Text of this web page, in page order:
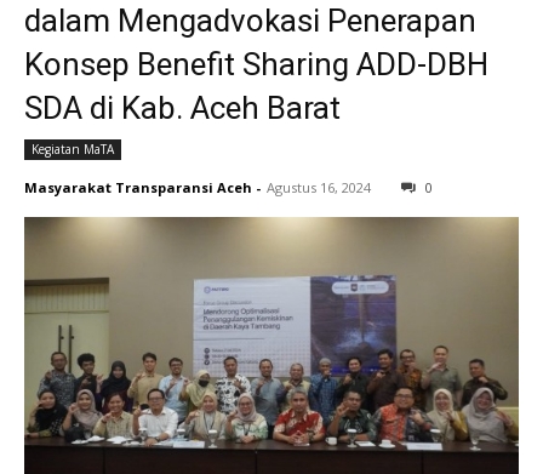
dalam Mengadvokasi Penerapan
Konsep Benefit Sharing ADD-DBH
SDA di Kab. Aceh Barat
Kegiatan MaTA
Masyarakat Transparansi Aceh - Agustus 16, 2024 0